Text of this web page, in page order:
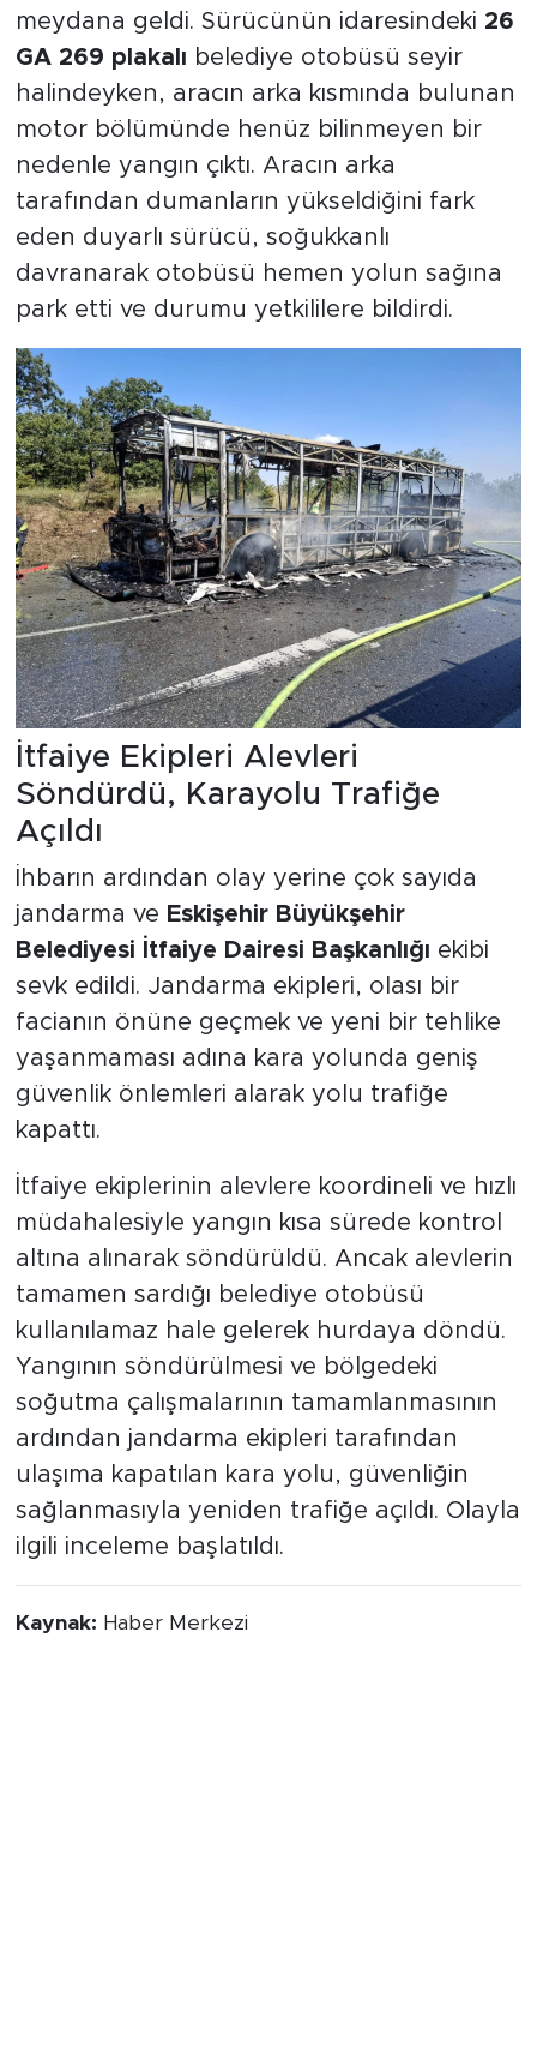
meydana geldi. Sürücünün idaresindeki 26
GA 269 plakalı belediye otobüsü seyir
halindeyken, aracın arka kısmında bulunan
motor bölümünde henüz bilinmeyen bir
nedenle yangın çıktı. Aracın arka
tarafından dumanların yükseldiğini fark
eden duyarlı sürücü, soğukkanlı
davranarak otobüsü hemen yolun sağına
park etti ve durumu yetkililere bildirdi.
İtfaiye Ekipleri Alevleri
Söndürdü, Karayolu Trafiğe
Açıldı
İhbarın ardından olay yerine çok sayıda
jandarma ve Eskişehir Büyükşehir
Belediyesi İtfaiye Dairesi Başkanlığı ekibi
sevk edildi. Jandarma ekipleri, olası bir
facianın önüne geçmek ve yeni bir tehlike
yaşanmaması adına kara yolunda geniş
güvenlik önlemleri alarak yolu trafiğe
kapattı.
İtfaiye ekiplerinin alevlere koordineli ve hızlı
müdahalesiyle yangın kısa sürede kontrol
altına alınarak söndürüldü. Ancak alevlerin
tamamen sardığı belediye otobüsü
kullanılamaz hale gelerek hurdaya döndü.
Yangının söndürülmesi ve bölgedeki
soğutma çalışmalarının tamamlanmasının
ardından jandarma ekipleri tarafından
ulaşıma kapatılan kara yolu, güvenliğin
sağlanmasıyla yeniden trafiğe açıldı. Olayla
ilgili inceleme başlatıldı.
Kaynak: Haber Merkezi